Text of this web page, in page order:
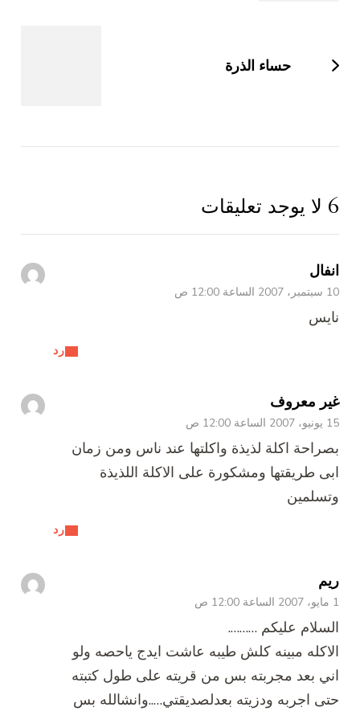
حساء الذرة
6 لا يوجد تعليقات
انفال
10 سبتمبر، 2007 الساعة 12:00 ص
رد
نايس
غير معروف
15 يونيو، 2007 الساعة 12:00 ص
رد
بصراحة اكلة لذيذة واكلتها عند ناس ومن زمان
ابى طريقتها ومشكورة على الاكلة اللذيذة
وتسلمين
ريم
1 مايو، 2007 الساعة 12:00 ص
السلام عليكم ……….
الاكله مبينه كلش طيبه عاشت ايدج ياحصه ولو
اني بعد مجربته بس من قريته على طول كتبته
حتى اجربه ودزيته بعدلصديقتي…..وانشالله بس